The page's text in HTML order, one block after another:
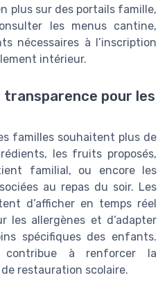
plus sur des portails famille,
les menus cantine,
nécessaires à l’inscription
intérieur.
pour les
familles souhaitent plus de
les fruits proposés,
familial, ou encore les
au repas du soir. Les
d’afficher en temps réel
les allergènes et d’adapter
spécifiques des enfants.
contribue à renforcer la
restauration scolaire.